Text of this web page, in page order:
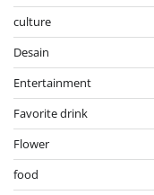
culture
Desain
Entertainment
Favorite drink
Flower
food